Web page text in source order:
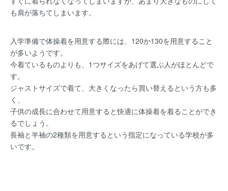
も肩が落ちてしまいます。
入学準備で体操着を用意する際には、120か130を用意すること
が多いようです。
今着ているものよりも、1つサイズをあげて選ぶ人がほとんどで
す。
ジャストサイズで着て、大きくなったら買い替えるという方も多
く、
子供の成長に合わせて用意すると快適に体操着を着ることができ
るでしょう。
長袖と半袖の2種類を用意するという指定になっている学校が多
いです。